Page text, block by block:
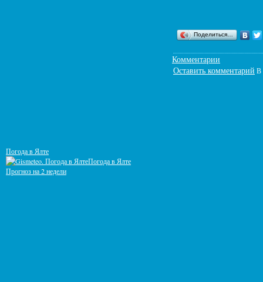
Поделиться…
Комментарии
Оставить комментарий В
Погода в Ялте
Погода в Ялте
Прогноз на 2 недели